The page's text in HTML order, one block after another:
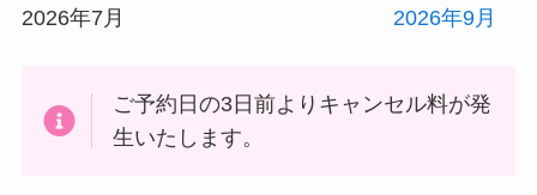
2026年7月 2026年9月
ご予約日の3日前よりキャンセル料が発
生いたします。